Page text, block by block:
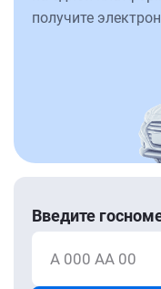
получите
Введите
А 000 АА 00